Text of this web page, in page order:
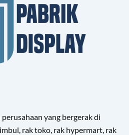
yang bergerak di
rak toko, rak hypermart, rak